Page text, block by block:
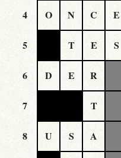
4 O N C E
5 T E S
6 D E R
7 T
8 U S A